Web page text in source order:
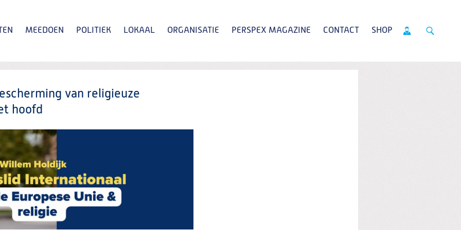
MEEDOEN POLITIEK LOKAAL ORGANISATIE PERSPEX MAGAZINE CONTACT SHOP
van religieuze
hoofd